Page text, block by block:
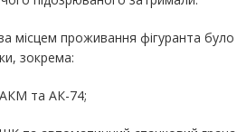
місцем проживання фігуранта
зокрема:
та АК-74;